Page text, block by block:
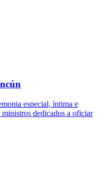
especial, íntima e
dedicados a oficiar